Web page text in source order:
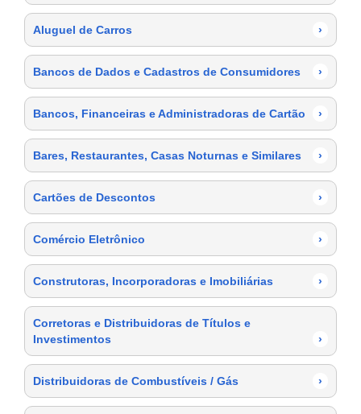
Aluguel de Carros ›
Bancos de Dados e Cadastros de Consumidores ›
Bancos, Financeiras e Administradoras de Cartão ›
Bares, Restaurantes, Casas Noturnas e Similares ›
Cartões de Descontos ›
Comércio Eletrônico ›
Construtoras, Incorporadoras e Imobiliárias ›
Corretoras e Distribuidoras de Títulos e
Investimentos
›
Distribuidoras de Combustíveis / Gás ›